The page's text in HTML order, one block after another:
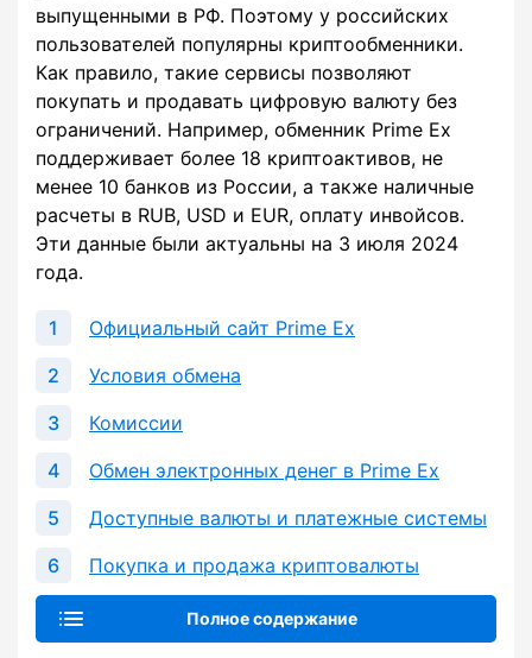
выпущенными в РФ. Поэтому у российских
пользователей популярны криптообменники.
Как правило, такие сервисы позволяют
покупать и продавать цифровую валюту без
ограничений. Например, обменник Prime Ex
поддерживает более 18 криптоактивов, не
менее 10 банков из России, а также наличные
расчеты в RUB, USD и EUR, оплату инвойсов.
Эти данные были актуальны на 3 июля 2024
года.
Официальный сайт Prime Ex
Условия обмена
Комиссии
Обмен электронных денег в Prime Ex
Доступные валюты и платежные системы
Покупка и продажа криптовалюты
Полное содержание